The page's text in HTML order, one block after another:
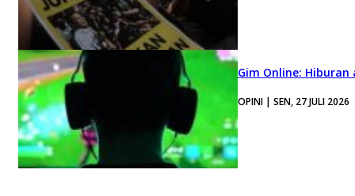
Gim Online:
OPINI | SEN, 27 JULI 2026